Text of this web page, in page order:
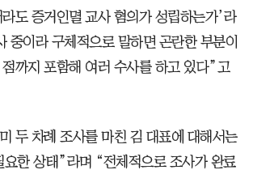
도 증거인멸 교사 혐의가 성립하는가’라
중이라 구체적으로 말하면 곤란한 부분이
까지 포함해 여러 수사를 하고 있다”고
두 차례 조사를 마친 김 대표에 대해서는
요한 상태”라며 “전체적으로 조사가 완료